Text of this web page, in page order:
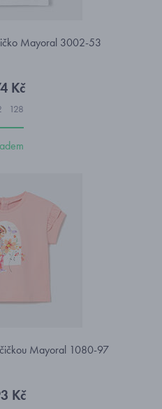
Mayoral 3002-53
Kč
128
Mayoral 1080-97
Kč